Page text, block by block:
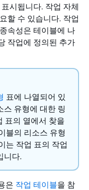
시됩니다. 작업 자체
할 수 있습니다. 작업
속성은 테이블에 나
작업에 정의된 추가
표에 나열되어 있
스 유형에 대한 링
표의 열에서 찾을
블의 리소스 유형
는 작업 표의 작업
니다.
은 작업 테이블을 참